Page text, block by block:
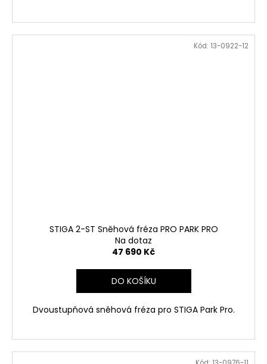
STIGA 2-ST Sněhová fréza PRO PARK PRO
Na dotaz
47 690 Kč
DO KOŠÍKU
Dvoustupňová sněhová fréza pro STIGA Park Pro.
Kód: 13-0922-12